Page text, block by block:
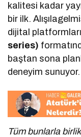
kalitesi kadar
bir ilk.
dijital
series)
baştan sona
deneyim sunuyor.
Tüm bunlarla